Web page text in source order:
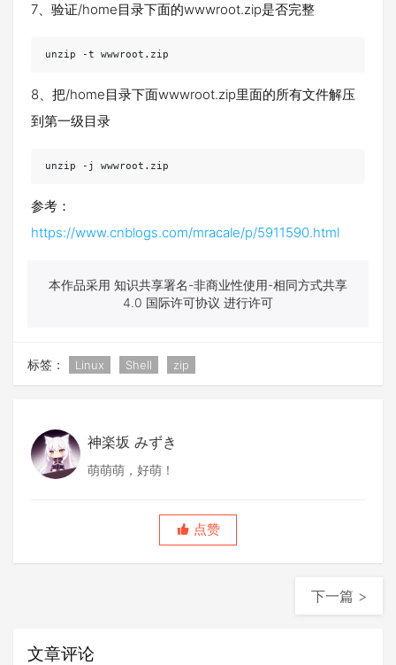
7、验证/home目录下面的wwwroot.zip是否完整
unzip -t wwwroot.zip
8、把/home目录下面wwwroot.zip里面的所有文件解压
到第一级目录
unzip -j wwwroot.zip
参考：
https://www.cnblogs.com/mracale/p/5911590.html
本作品采用 知识共享署名-非商业性使用-相同方式共享
4.0 国际许可协议 进行许可
标签： Linux Shell zip
神楽坂 みずき
萌萌萌，好萌！
点赞
下一篇 >
文章评论